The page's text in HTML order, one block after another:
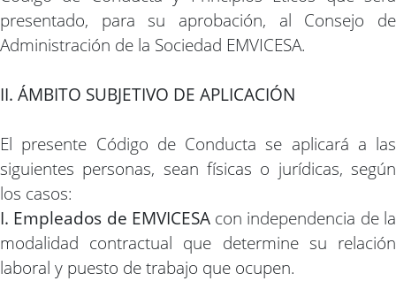
presentado, para su aprobación, al Consejo de
Administración de la Sociedad EMVICESA.
II. ÁMBITO SUBJETIVO DE APLICACIÓN
El presente Código de Conducta se aplicará a las
siguientes personas, sean físicas o jurídicas, según
los casos:
I. Empleados de EMVICESAcon independencia de la
modalidad contractual que determine su relación
laboral y puesto de trabajo que ocupen.